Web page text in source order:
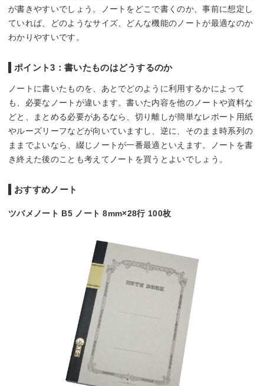
が書きやすいでしょう。ノートをどこで書くのか、事前に想定し
ていれば、どのようなサイズ、どんな機能のノートが最適なのか
わかりやすいです。
ポイント3：書いたものはどうするのか
ノートに書いたものを、あとでどのように利用するかによって
も、必要なノートが違います。書いた内容を他のノートや資料な
どと、まとめる必要があるなら、切り離しが簡単なレポート用紙
やルーズリーフなどが向いていますし、逆に、そのまま時系列の
ままでよいなら、綴じノートが一番最適といえます。ノートを書
き終えた後のことも考えてノートを買うとよいでしょう。
おすすめノート
ツバメノート B5 ノート 8mm×28行 100枚